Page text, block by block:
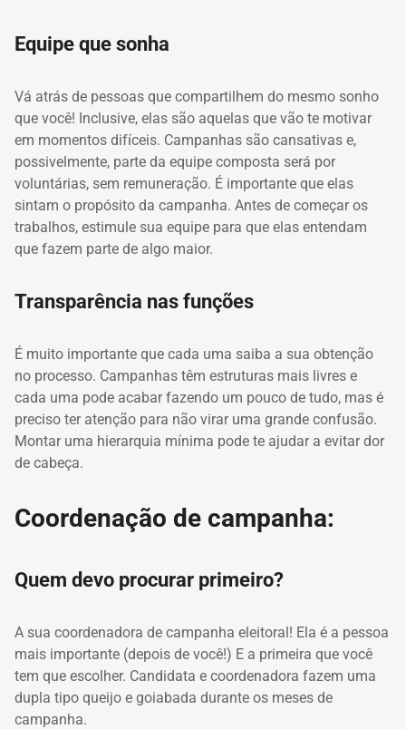
Equipe que sonha
Vá atrás de pessoas que compartilhem do mesmo sonho
que você! Inclusive, elas são aquelas que vão te motivar
em momentos difíceis. Campanhas são cansativas e,
possivelmente, parte da equipe composta será por
voluntárias, sem remuneração. É importante que elas
sintam o propósito da campanha. Antes de começar os
trabalhos, estimule sua equipe para que elas entendam
que fazem parte de algo maior.
Transparência nas funções
É muito importante que cada uma saiba a sua obtenção
no processo. Campanhas têm estruturas mais livres e
cada uma pode acabar fazendo um pouco de tudo, mas é
preciso ter atenção para não virar uma grande confusão.
Montar uma hierarquia mínima pode te ajudar a evitar dor
de cabeça.
Coordenação de campanha:
Quem devo procurar primeiro?
A sua coordenadora de campanha eleitoral! Ela é a pessoa
mais importante (depois de você!) E a primeira que você
tem que escolher. Candidata e coordenadora fazem uma
dupla tipo queijo e goiabada durante os meses de
campanha.